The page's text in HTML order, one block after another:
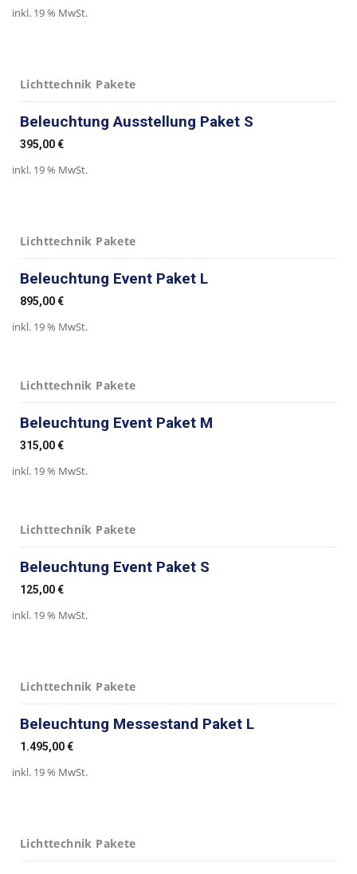
inkl. 19 % MwSt.
Lichttechnik Pakete
Beleuchtung Ausstellung Paket S
395,00€
inkl. 19 % MwSt.
Lichttechnik Pakete
Beleuchtung Event Paket L
895,00€
inkl. 19 % MwSt.
Lichttechnik Pakete
Beleuchtung Event Paket M
315,00€
inkl. 19 % MwSt.
Lichttechnik Pakete
Beleuchtung Event Paket S
125,00€
inkl. 19 % MwSt.
Lichttechnik Pakete
Beleuchtung Messestand Paket L
1.495,00€
inkl. 19 % MwSt.
Lichttechnik Pakete